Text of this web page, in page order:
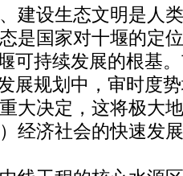
设生态文明是人
是国家对十堰的定
可持续发展的根基
展规划中，审时度
大决定，这将极大
经济社会的快速发